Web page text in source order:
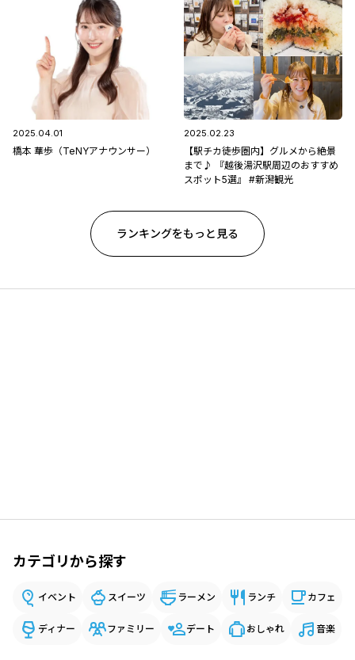
2025.04.01
橋本 華歩（TeNYアナウンサー）
2025.02.23
【駅チカ徒歩圏内】グルメから絶景
まで♪ 『越後湯沢駅周辺のおすすめ
スポット5選』 #新潟観光
ランキングをもっと見る
カテゴリから探す
イベント スイーツ ラーメン ランチ カフェ
ディナー ファミリー デート おしゃれ 音楽